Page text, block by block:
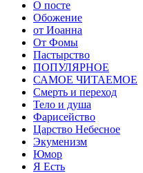
О посте
Обожение
от Иоанна
От Фомы
Пастырство
ПОПУЛЯРНОЕ
САМОЕ ЧИТАЕМОЕ
Смерть и переход
Тело и душа
Фарисейство
Царство Небесное
Экуменизм
Юмор
Я Есть